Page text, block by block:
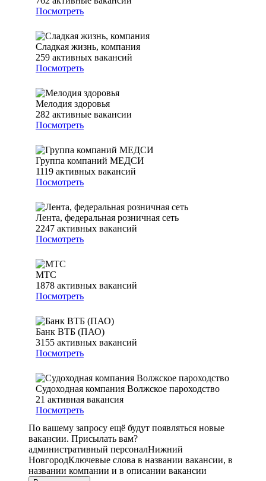
Посмотреть
Сладкая жизнь, компания
259 активных вакансий
Посмотреть
Мелодия здоровья
282 активные вакансии
Посмотреть
Группа компаний МЕДСИ
1119 активных вакансий
Посмотреть
Лента, федеральная розничная сеть
2247 активных вакансий
Посмотреть
МТС
1878 активных вакансий
Посмотреть
Банк ВТБ (ПАО)
3155 активных вакансий
Посмотреть
Судоходная компания Волжское пароходство
21 активная вакансия
Посмотреть
По вашему запросу ещё будут появляться новые
вакансии. Присылать вам?
административный персоналНижний
НовгородКлючевые слова в названии вакансии, в
названии компании и в описании вакансии